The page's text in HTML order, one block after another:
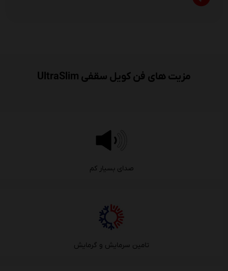
مزیت های فن کویل سقفی UltraSlim
صدای بسیار کم
تامین سرمایش و گرمایش